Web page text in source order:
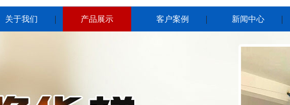
关于我们 产品展示 客户案例 新闻中心